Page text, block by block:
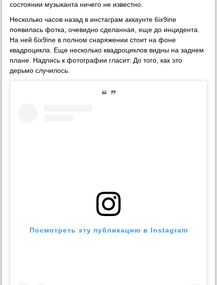
состоянии музыканта ничего не известно.
Несколько часов назад в инстаграм аккаунте 6ix9ine
появилась фотка, очевидно сделанная, еще до инцидента.
На ней 6ix9ine в полном снаряжении стоит на фоне
квадроцикла. Еще несколько квадроциклов видны на заднем
плане. Надпись к фотографии гласит: До того, как это
дерьмо случилось.
Посмотреть эту публикацию в Instagram